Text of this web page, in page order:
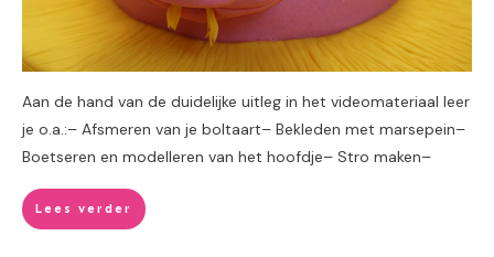
Aan de hand van de duidelijke uitleg in het videomateriaal leer
je o.a.:– Afsmeren van je boltaart– Bekleden met marsepein–
Boetseren en modelleren van het hoofdje– Stro maken–
Lees verder